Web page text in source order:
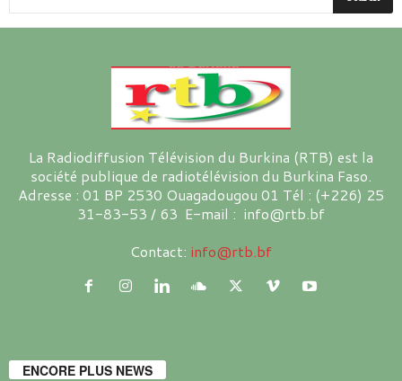
La Radiodiffusion Télévision du Burkina (RTB) est la
société publique de radiotélévision du Burkina Faso.
Adresse : 01 BP 2530 Ouagadougou 01 Tél : (+226) 25
31-83-53 / 63 E-mail : info@rtb.bf
Contact: info@rtb.bf
ENCORE PLUS NEWS